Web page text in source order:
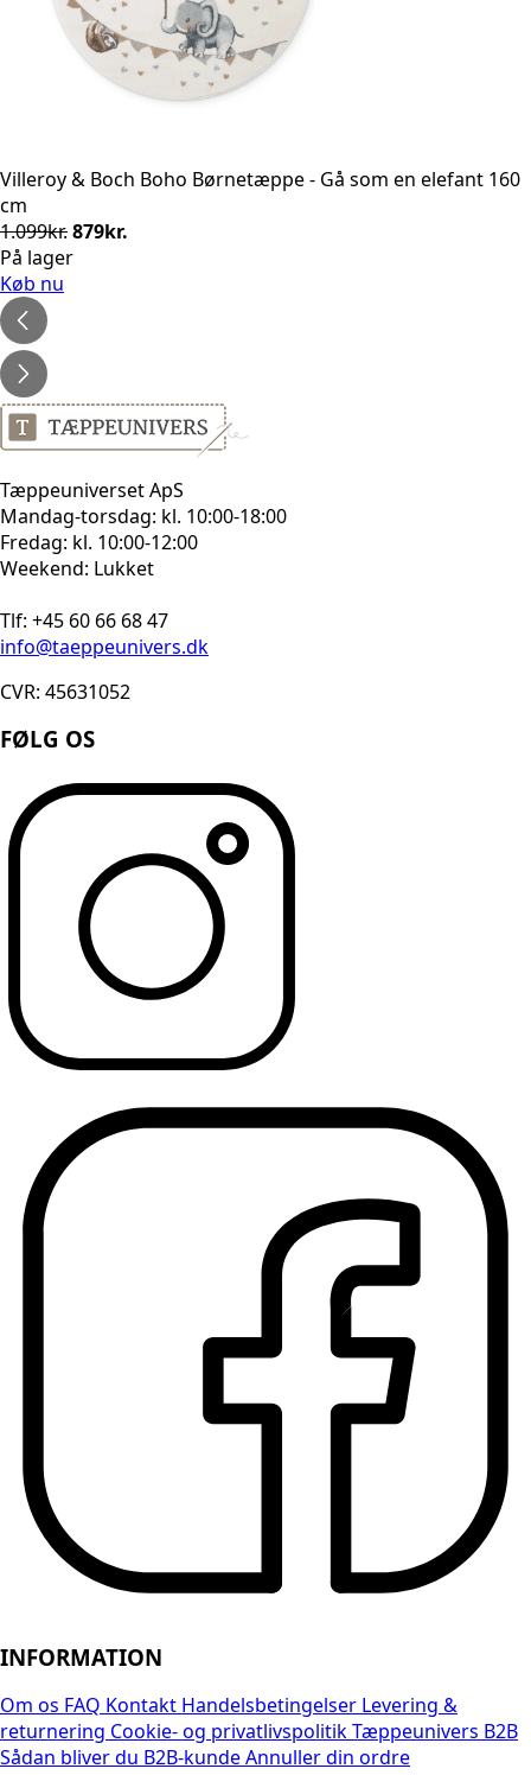
Villeroy & Boch Boho Børnetæppe - Gå som en elefant 160
cm
1.099kr.Den
oprindelige
879kr.
På lager
Køb nu
Tæppeuniverset ApS
Mandag-torsdag: kl. 10:00-18:00
Fredag: kl. 10:00-12:00
Weekend: Lukket
Tlf: +45 60 66 68 47
info@taeppeunivers.dk
CVR: 45631052
FØLG OS
INFORMATION
Om os FAQ Kontakt Handelsbetingelser Levering &
returnering Cookie- og privatlivspolitikTæppeunivers B2B
Sådan bliver du B2B-kundeAnnuller din ordre